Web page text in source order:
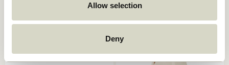
Allow selection
Deny
Tilføj til kurv